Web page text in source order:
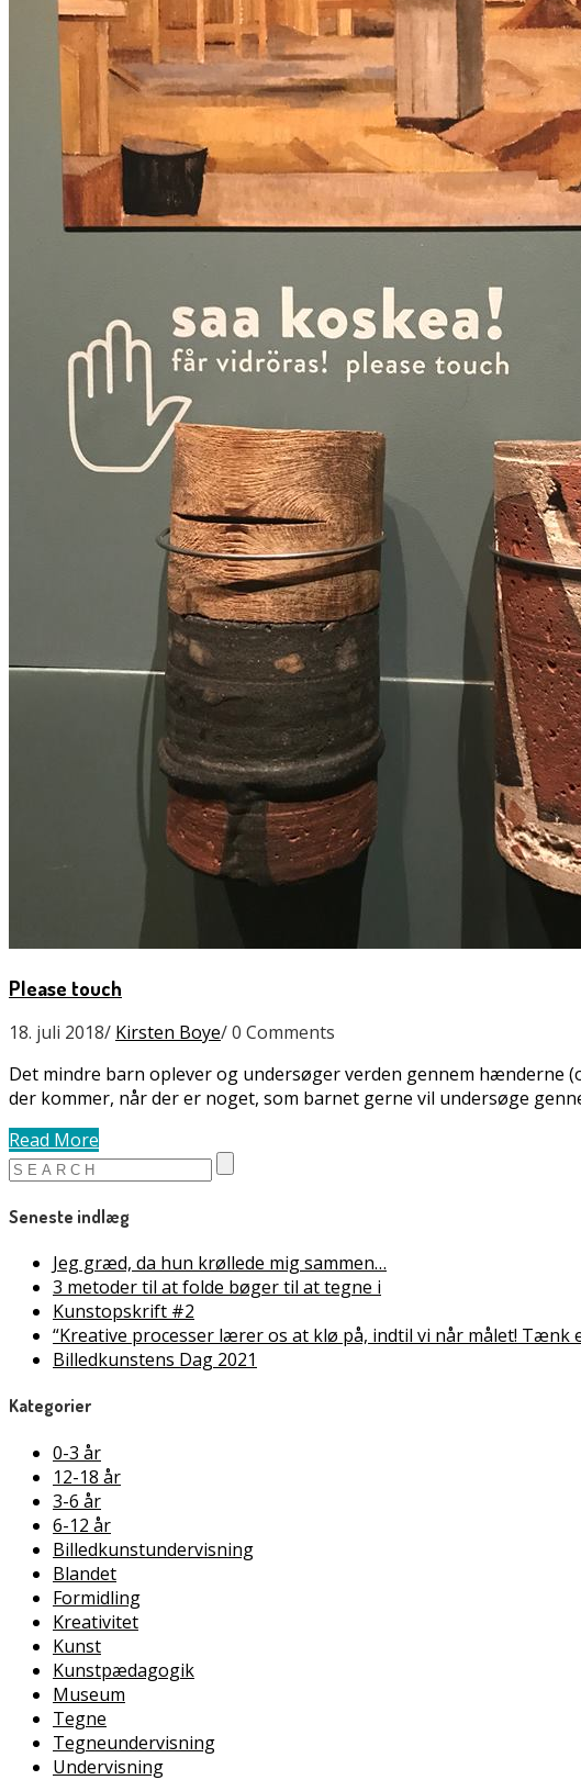
Please touch
18. juli 2018/ Kirsten Boye/0 Comments
Det mindre barn oplever og undersøger verden gennem hænderne
der kommer, når der er noget, som barnet gerne vil undersøge
Read More
Seneste indlæg
Jeg græd, da hun krøllede mig sammen…
3 metoder til at folde bøger til at tegne i
Kunstopskrift #2
“Kreative processer lærer os at klø på, indtil vi når målet! Tænk
Billedkunstens Dag 2021
Kategorier
0-3 år
12-18 år
3-6 år
6-12 år
Billedkunstundervisning
Blandet
Formidling
Kreativitet
Kunst
Kunstpædagogik
Museum
Tegne
Tegneundervisning
Undervisning